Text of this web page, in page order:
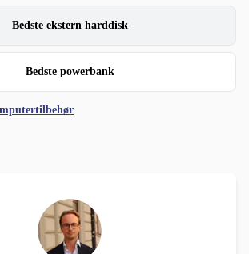
Bedste ekstern harddisk
Bedste powerbank
.